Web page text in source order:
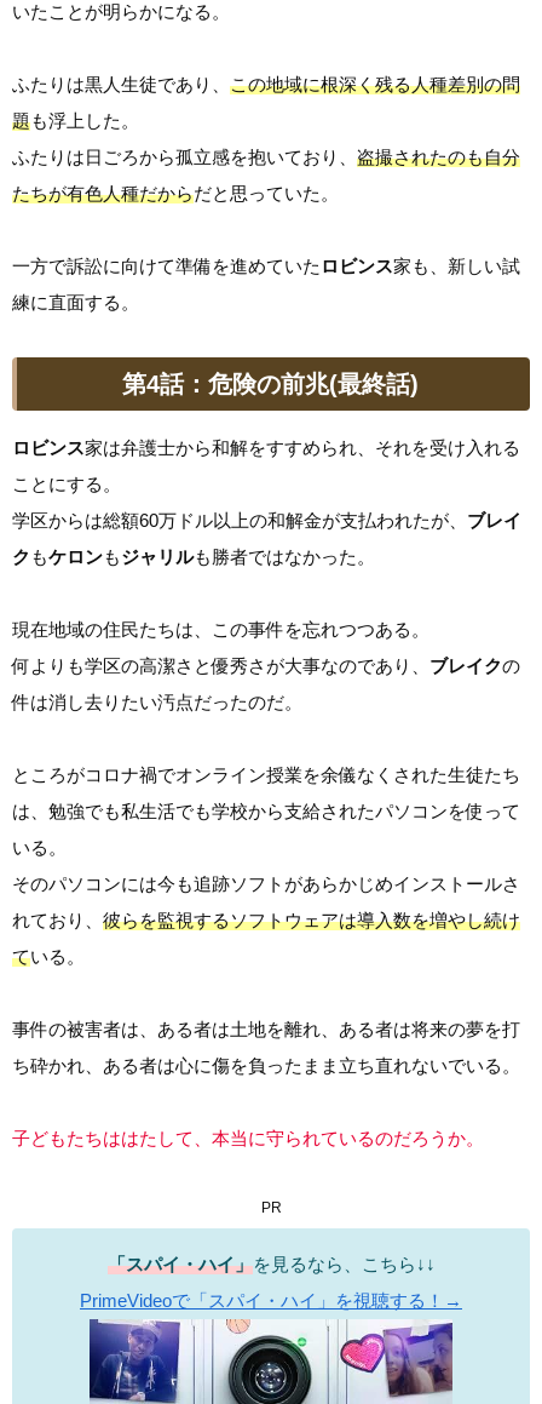
いたことが明らかになる。
ふたりは黒人生徒であり、 この地域に根深く残る人種差別の問
題も浮上した。
ふたりは日ごろから孤立感を抱いており、 盗撮されたのも自分
たちが有色人種だからだと思っていた。
一方で訴訟に向けて準備を進めていた ロビンス家も、新しい試
練に直面する。
第4話：危険の前兆(最終話)
ロビンス家は弁護士から和解をすすめられ、それを受け入れる
ことにする。
学区からは総額60万ドル以上の和解金が支払われたが、 ブレイ
ク もケロンもジャリルも勝者ではなかった。
現在地域の住民たちは、この事件を忘れつつある。
何よりも学区の高潔さと優秀さが大事なのであり、 ブレイクの
件は消し去りたい汚点だったのだ。
ところがコロナ禍でオンライン授業を余儀なくされた生徒たち
は、勉強でも私生活でも学校から支給されたパソコンを使って
いる。
そのパソコンには今も追跡ソフトがあらかじめインストールさ
れており、 彼らを監視するソフトウェアは導入数を増やし続け
ている。
事件の被害者は、ある者は土地を離れ、ある者は将来の夢を打
ち砕かれ、ある者は心に傷を負ったまま立ち直れないでいる。
子どもたちははたして、本当に守られているのだろうか。
PR
「スパイ・ハイ」を見るなら、こちら↓↓
PrimeVideoで「スパイ・ハイ」を視聴する！→